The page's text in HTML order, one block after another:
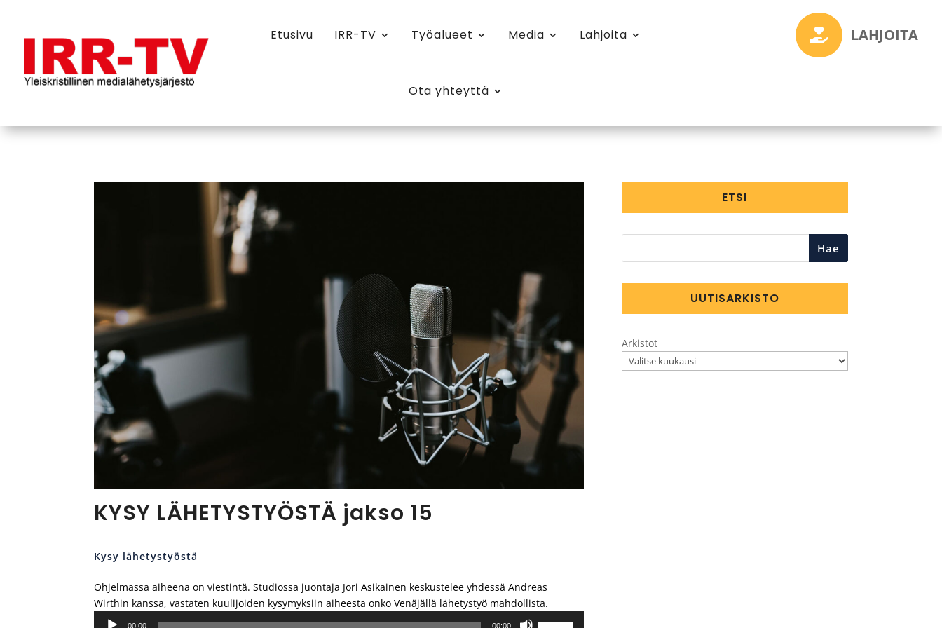
Etusivu IRR-TV Työalueet Media Lahjoita
Ota yhteyttä
 LAHJOITA
KYSY LÄHETYSTYÖSTÄ jakso 15
Kysy lähetystyöstä
Ohjelmassa aiheena on viestintä. Studiossa juontaja Jori Asikainen keskustelee yhdessä Andreas
Wirthin kanssa, vastaten kuulijoiden kysymyksiin aiheesta onko Venäjällä lähetystyö mahdollista.
Äänitoistin
00:00 00:00
ETSI
Hae
UUTISARKISTO
Arkistot